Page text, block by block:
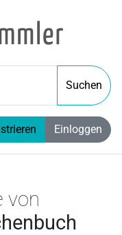
Suchen
Einloggen
von